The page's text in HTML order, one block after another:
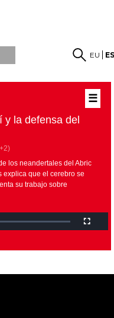
EU
☰
y la defensa del
los neandertales del Abric
explica que el cerebro se
su trabajo sobre